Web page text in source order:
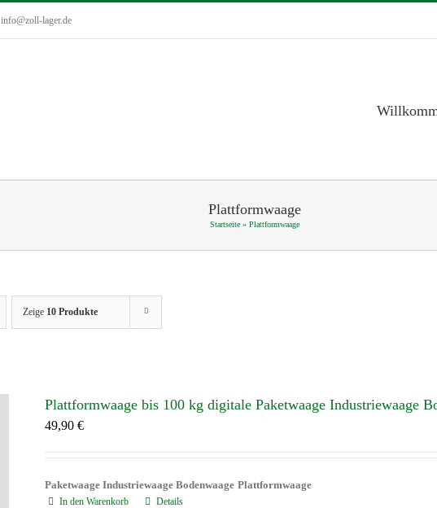
info@zoll-lager.de
Plattformwaage
Startseite » Plattformwaage
Zeige 10 Produkte
Plattformwaage bis 100 kg digitale Paketwaage Industriewaage
49,90€
Paketwaage Industriewaage Bodenwaage Plattformwaage
In den Warenkorb Details